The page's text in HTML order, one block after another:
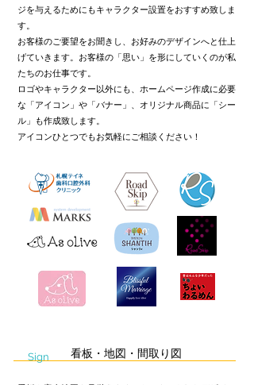
ジを与えるためにもキャラクター設置をおすすめ致しま
す。
お客様のご要望をお聞きし、お好みのデザインへと仕上
げていきます。お客様の「思い」を形にしていくのが私
たちのお仕事です。
ロゴやキャラクター以外にも、ホームページ作成に必要
な「アイコン」や「バナー」、オリジナル商品に「シー
ル」も作成致します。
アイコンひとつでもお気軽にご相談ください！
Sign 看板・地図・間取り図